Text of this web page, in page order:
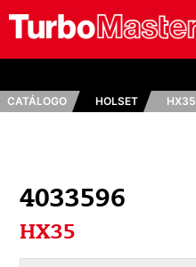
CATÁLOGO HOLSET HX35
4033596
HX35